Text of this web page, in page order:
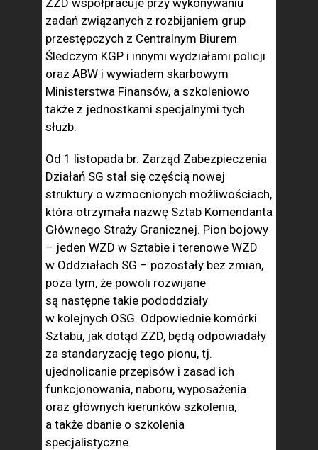
ZZD współpracuje przy wykonywaniu
zadań związanych z rozbijaniem grup
przestępczych z Centralnym Biurem
Śledczym KGP i innymi wydziałami policji
oraz ABW i wywiadem skarbowym
Ministerstwa Finansów, a szkoleniowo
także z jednostkami specjalnymi tych
służb.
Od 1 listopada br. Zarząd Zabezpieczenia
Działań SG stał się częścią nowej
struktury o wzmocnionych możliwościach,
która otrzymała nazwę Sztab Komendanta
Głównego Straży Granicznej. Pion bojowy
– jeden WZD w Sztabie i terenowe WZD
w Oddziałach SG – pozostały bez zmian,
poza tym, że powoli rozwijane
są następne takie pododdziały
w kolejnych OSG. Odpowiednie komórki
Sztabu, jak dotąd ZZD, będą odpowiadały
za standaryzację tego pionu, tj.
ujednolicanie przepisów i zasad ich
funkcjonowania, naboru, wyposażenia
oraz głównych kierunków szkolenia,
a także dbanie o szkolenia
specjalistyczne.